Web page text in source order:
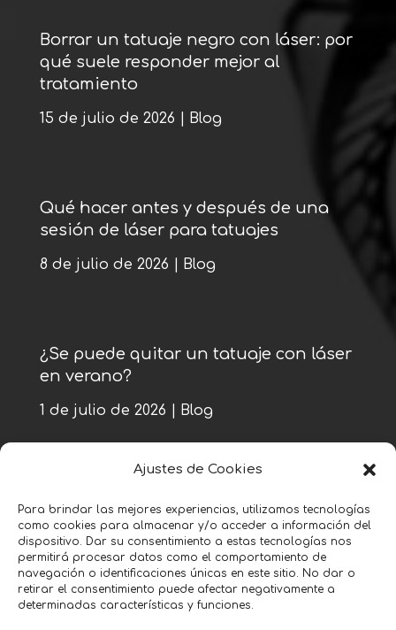
Ajustes de Cookies
Para brindar las mejores experiencias, utilizamos tecnologías
como cookies para almacenar y/o acceder a información del
dispositivo. Dar su consentimiento a estas tecnologías nos
permitirá procesar datos como el comportamiento de
navegación o identificaciones únicas en este sitio. No dar o
retirar el consentimiento puede afectar negativamente a
determinadas características y funciones.
Borrar un tatuaje negro con láser: por
qué suele responder mejor al
tratamiento
15 de julio de 2026 Blog
Qué hacer antes y después de una
sesión de láser para tatuajes
8 de julio de 2026 Blog
¿Se puede quitar un tatuaje con láser
en verano?
1 de julio de 2026 Blog
« Entradas más antiguas
Entradas siguientes »